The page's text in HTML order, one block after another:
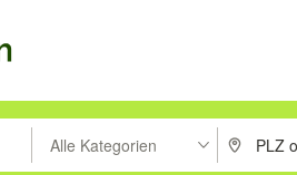
um zu suchen, oder
Alle Kategorien PLZ